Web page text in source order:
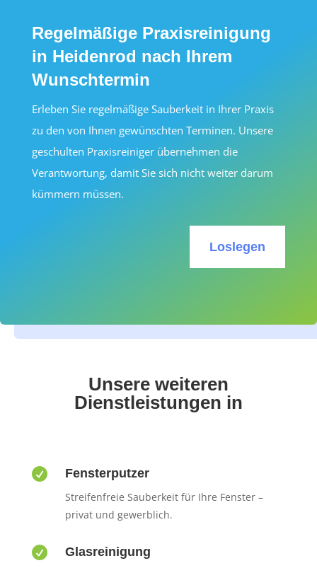
Regelmäßige Praxisreinigung
in Heidenrod nach Ihrem
Wunschtermin
Erleben Sie regelmäßige Sauberkeit in Ihrer Praxis
zu den von Ihnen gewünschten Terminen. Unsere
geschulten Praxisreiniger übernehmen die
Verantwortung, damit Sie sich nicht weiter darum
kümmern müssen.
Loslegen
Unsere weiteren
Dienstleistungen in
 Fensterputzer
Streifenfreie Sauberkeit für Ihre Fenster –
privat und gewerblich.
 Glasreinigung